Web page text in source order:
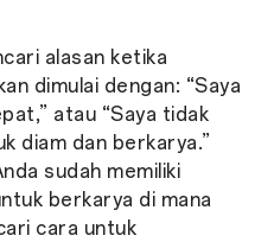
alasan ketika
dimulai dengan: “Saya
atau “Saya tidak
diam dan berkarya.”
sudah memiliki
berkarya di mana
cara untuk